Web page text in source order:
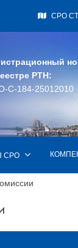
СРО
РТН:
С-184-25012010
СРО